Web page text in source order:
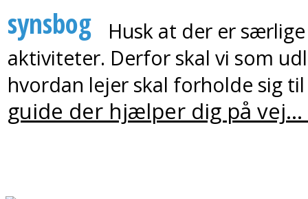
Husk at der er
aktiviteter. Derfor skal vi som
hvordan lejer skal forholde sig
guide der hjælper dig på